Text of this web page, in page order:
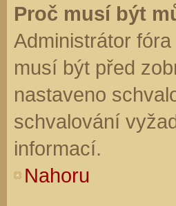
Proč musí být
Administrátor
musí být před
nastaveno
schvalování
informací.
Nahoru